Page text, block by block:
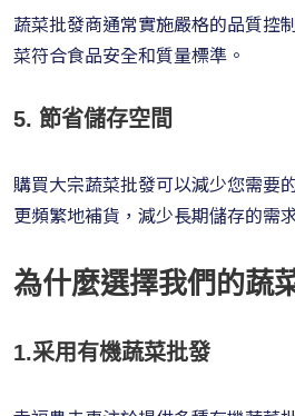
蔬菜批發商通常實施嚴格的品質控
菜符合食品安全和質量標準。
5. 節省儲存空間
購買大宗蔬菜批發可以減少您需要
更頻繁地補貨，減少長期儲存的需
為什麼選擇我們的蔬
1.采用有機蔬菜批發